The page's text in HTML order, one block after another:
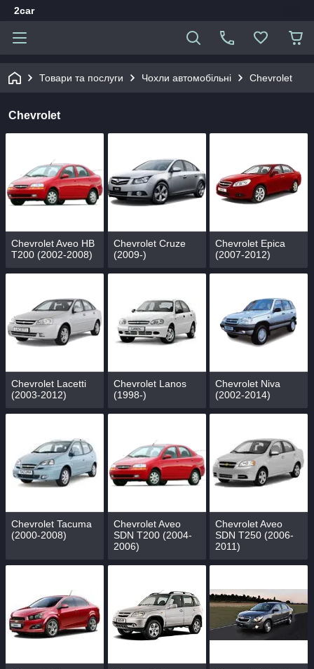
2car
Товари та послуги Чохли автомобільні Chevrolet
Chevrolet
Chevrolet Aveo HB
T200 (2002-2008)
Chevrolet Cruze
(2009-)
Chevrolet Epica
(2007-2012)
Chevrolet Lacetti
(2003-2012)
Chevrolet Lanos
(1998-)
Chevrolet Niva
(2002-2014)
Chevrolet Tacuma
(2000-2008)
Chevrolet Aveo
SDN T200 (2004-
2006)
Chevrolet Aveo
SDN T250 (2006-
2011)